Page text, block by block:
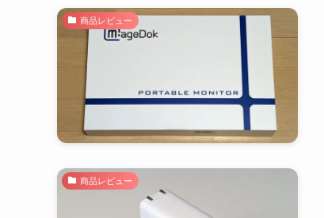
商品レビュー
商品レビュー